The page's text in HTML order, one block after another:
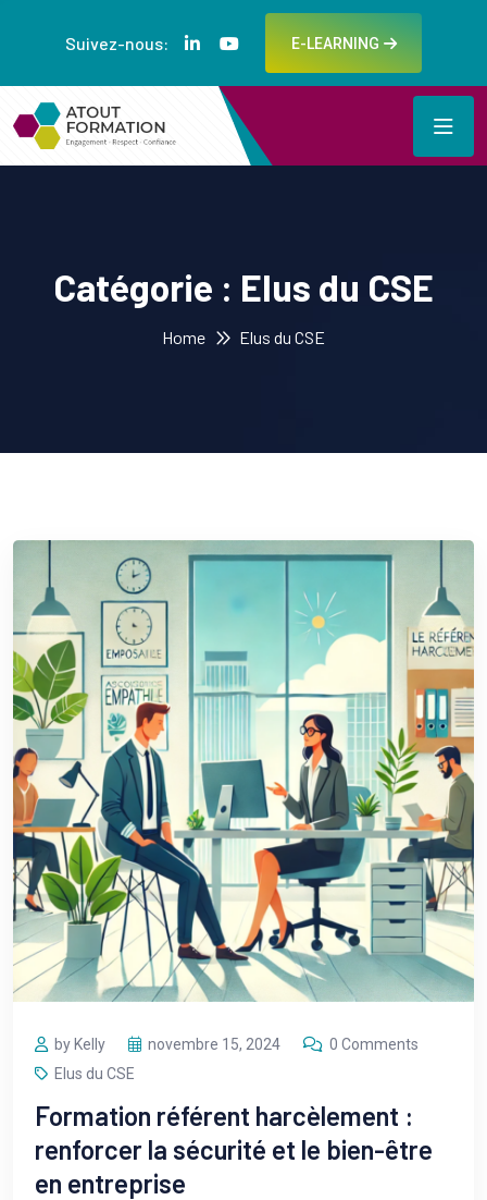
Suivez-nous: E-LEARNING
Catégorie : Elus du CSE
Home Elus du CSE
by Kelly novembre 15, 2024
0 Comments
Elus du CSE
Formation référent harcèlement :
renforcer la sécurité et le bien-être
en entreprise